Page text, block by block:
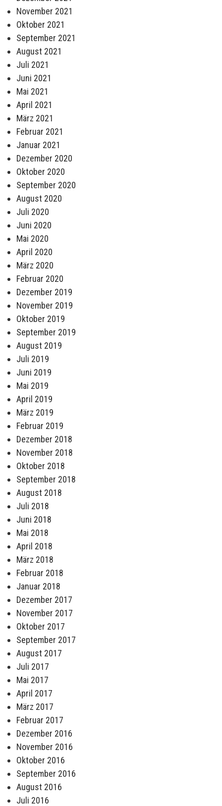
November 2021
Oktober 2021
September 2021
August 2021
Juli 2021
Juni 2021
Mai 2021
April 2021
März 2021
Februar 2021
Januar 2021
Dezember 2020
Oktober 2020
September 2020
August 2020
Juli 2020
Juni 2020
Mai 2020
April 2020
März 2020
Februar 2020
Dezember 2019
November 2019
Oktober 2019
September 2019
August 2019
Juli 2019
Juni 2019
Mai 2019
April 2019
März 2019
Februar 2019
Dezember 2018
November 2018
Oktober 2018
September 2018
August 2018
Juli 2018
Juni 2018
Mai 2018
April 2018
März 2018
Februar 2018
Januar 2018
Dezember 2017
November 2017
Oktober 2017
September 2017
August 2017
Juli 2017
Mai 2017
April 2017
März 2017
Februar 2017
Dezember 2016
November 2016
Oktober 2016
September 2016
August 2016
Juli 2016